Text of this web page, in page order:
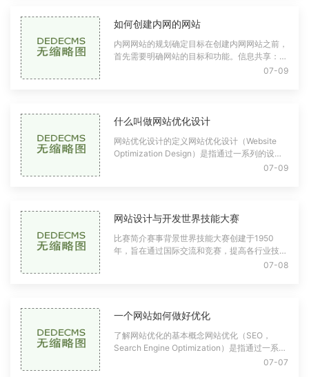
如何创建内网的网站
内网网站的规划确定目标在创建内网网站之前，
首先需要明确网站的目标和功能。信息共享：提
供公告、新闻、文档等信息。协作平台：支持团
07-09
什么叫做网站优化设计
网站优化设计的定义网站优化设计（Website
Optimization Design）是指通过一系列的设计
和技术手段，提高网站的性能和用户体验，从而
07-09
网站设计与开发世界技能大赛
比赛简介赛事背景世界技能大赛创建于1950
年，旨在通过国际交流和竞赛，提高各行业技能
水平。网站设计与开发作为其中一项重要的技能
07-08
一个网站如何做好优化
了解网站优化的基本概念网站优化（SEO，
Search Engine Optimization）是指通过一系列
技术手段和策略，提高网站在搜索引擎中自然排
07-07